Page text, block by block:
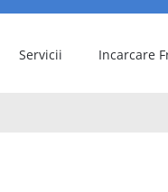
Servicii Incarcare